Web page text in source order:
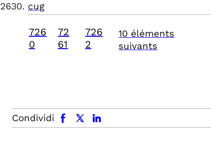
cug
726
0
72
61
726
2
10 éléments
suivants
Condividi
facebook x.com linkedin